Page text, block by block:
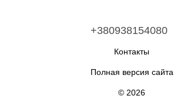
+380938154080
Контакты
Полная версия сайта
© 2026